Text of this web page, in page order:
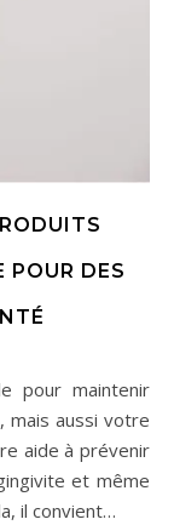
POUR DES
mais aussi votre
aide à prévenir
et même
il convient…